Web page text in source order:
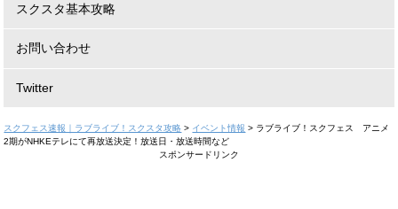
スクスタ基本攻略
お問い合わせ
Twitter
スクフェス速報｜ラブライブ！スクスタ攻略 > イベント情報 > ラブライブ！スクフェス アニメ
2期がNHKEテレにて再放送決定！放送日・放送時間など
スポンサードリンク